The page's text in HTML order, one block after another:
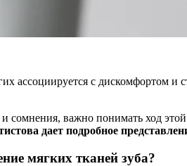
ассоциируется с дискомфортом и
сомнения, важно понимать ход
дает подробное
мягких тканей зуба?